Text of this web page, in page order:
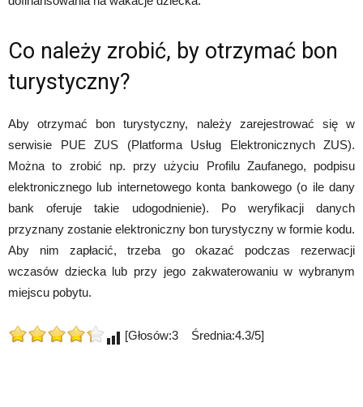
Co należy zrobić, by otrzymać bon
turystyczny?
Aby otrzymać bon turystyczny, należy zarejestrować się w
serwisie PUE ZUS (Platforma Usług Elektronicznych ZUS).
Można to zrobić np. przy użyciu Profilu Zaufanego, podpisu
elektronicznego lub internetowego konta bankowego (o ile dany
bank oferuje takie udogodnienie). Po weryfikacji danych
przyznany zostanie elektroniczny bon turystyczny w formie kodu.
Aby nim zapłacić, trzeba go okazać podczas rezerwacji
wczasów dziecka lub przy jego zakwaterowaniu w wybranym
miejscu pobytu.
[Głosów:3 Średnia:4.3/5]